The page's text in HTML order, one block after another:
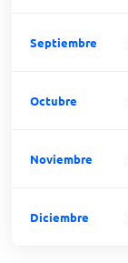
Septiembre
Octubre
Noviembre
Diciembre